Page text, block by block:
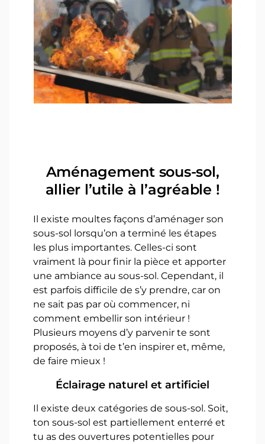
Aménagement sous-sol,
allier l’utile à l’agréable !
Il existe moultes façons d’aménager son
sous-sol lorsqu’on a terminé les étapes
les plus importantes. Celles-ci sont
vraiment là pour finir la pièce et apporter
une ambiance au sous-sol. Cependant, il
est parfois difficile de s’y prendre, car on
ne sait pas par où commencer, ni
comment embellir son intérieur !
Plusieurs moyens d’y parvenir te sont
proposés, à toi de t’en inspirer et, même,
de faire mieux !
Éclairage naturel et artificiel
Il existe deux catégories de sous-sol. Soit,
ton sous-sol est partiellement enterré et
tu as des ouvertures potentielles pour